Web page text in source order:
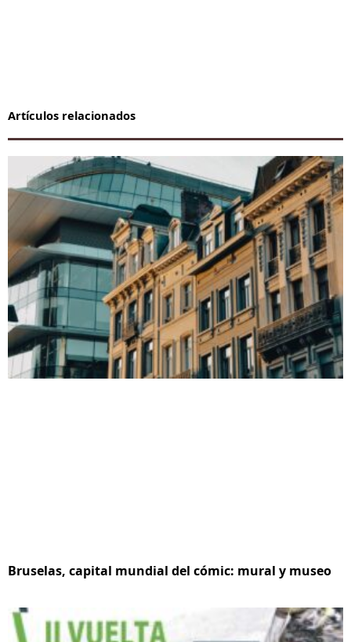
Artículos relacionados
Bruselas, capital mundial del cómic: mural y museo